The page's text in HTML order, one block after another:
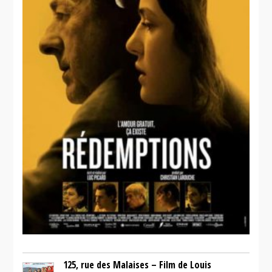
125, rue des Malaises – Film de Louis